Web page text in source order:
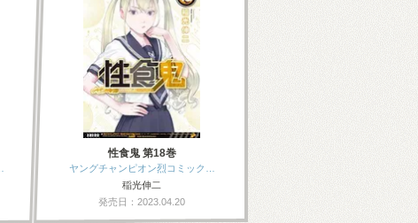
性食鬼 第18巻
ヤングチャンピオン烈コミック…
稲光伸二
発売日：2023.04.20